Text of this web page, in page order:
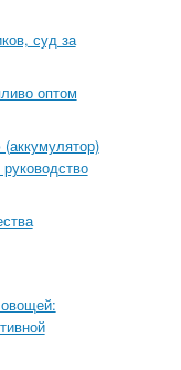
суд за
оптом